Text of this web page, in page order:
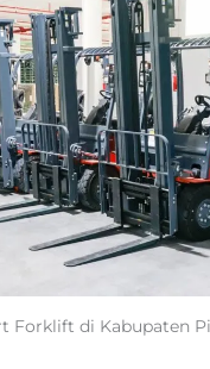
Forklift di Kabupaten